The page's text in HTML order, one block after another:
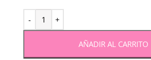
AÑADIR AL CARRITO